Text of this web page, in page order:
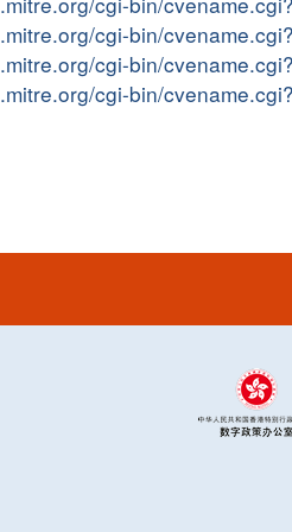
cgi-bin/
cgi-bin/
cgi-bin/